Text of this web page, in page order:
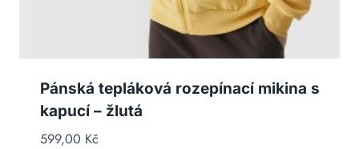
Pánská tepláková rozepínací mikina s
kapucí – žlutá
599,00 Kč